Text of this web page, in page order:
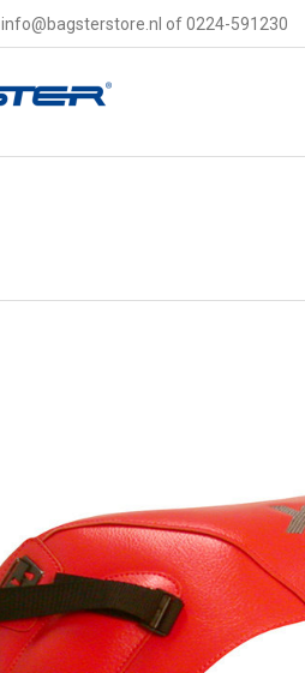
info@bagsterstore.nl of 0224-591230